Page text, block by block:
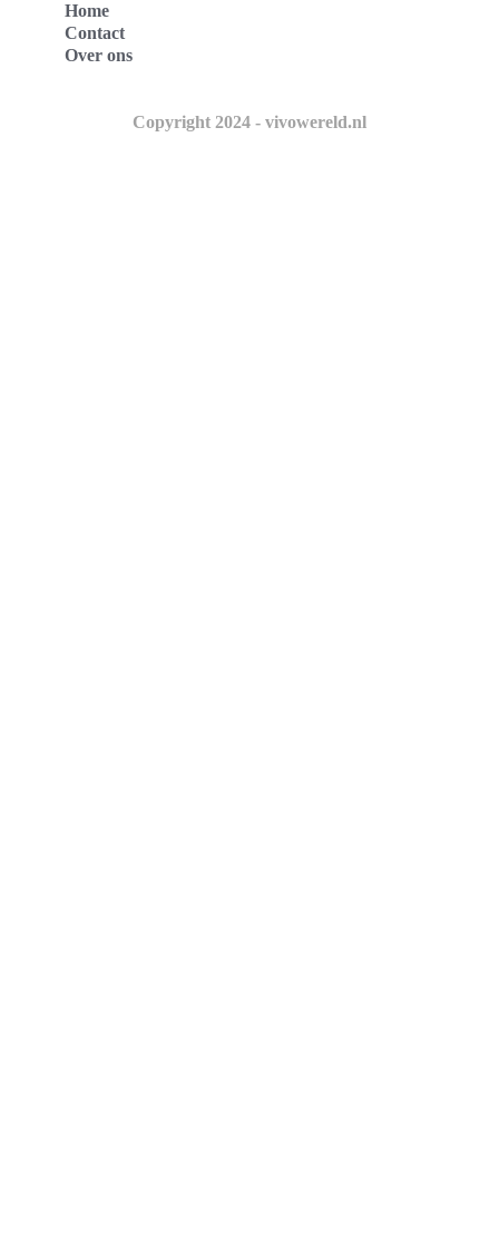
Home
Contact
Over ons
Copyright 2024 - vivowereld.nl